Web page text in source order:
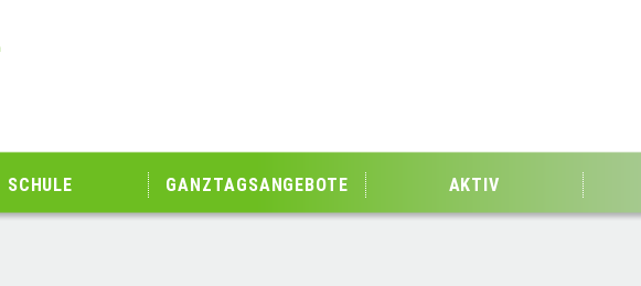
SCHULE GANZTAGSANGEBOTE AKTIV